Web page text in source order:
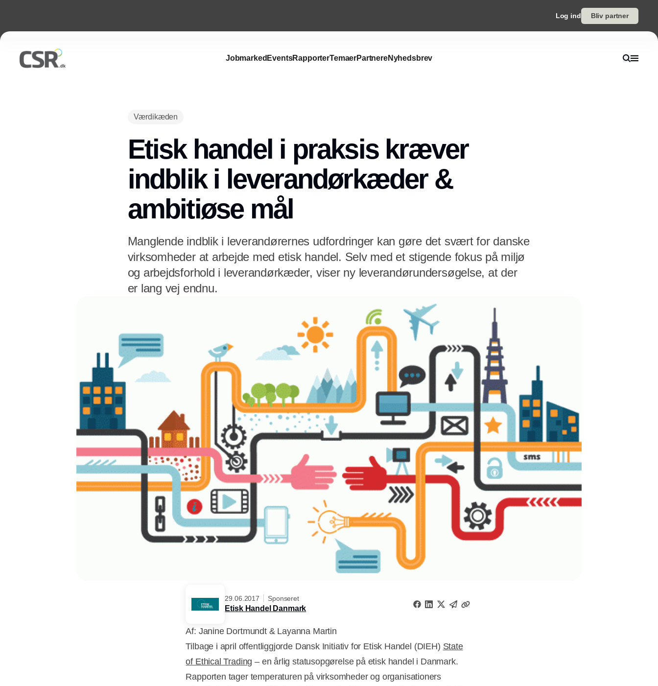
Log ind Bliv partner
Jobmarked EventsRapporterTemaerPartnereNyhedsbrev
Værdikæden
Etisk handel i praksis kræver
indblik i leverandørkæder &
ambitiøse mål
Manglende indblik i leverandørernes udfordringer kan gøre det svært for danske
virksomheder at arbejde med etisk handel. Selv med et stigende fokus på miljø
og arbejdsforhold i leverandørkæder, viser ny leverandørundersøgelse, at der
er lang vej endnu.
29.06.2017 Sponseret
Etisk Handel Danmark
Af: Janine Dortmundt & Layanna Martin
Tilbage i april offentliggjorde Dansk Initiativ for Etisk Handel (DIEH) State
of Ethical Trading – en årlig statusopgørelse på etisk handel i Danmark.
Rapporten tager temperaturen på virksomheder og organisationers